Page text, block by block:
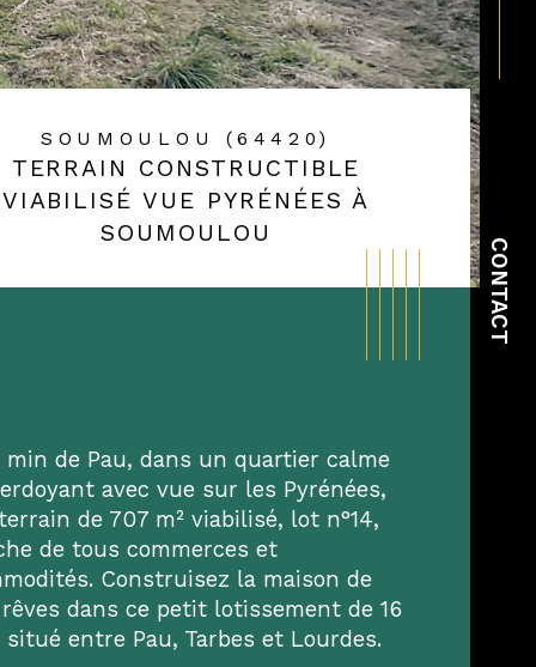
CONTACT
SOUMOULOU (64420)
TERRAIN CONSTRUCTIBLE
VIABILISÉ VUE PYRÉNÉES À
SOUMOULOU
Valeurs
postal
habitable (m²)
min de Pau, dans un quartier calme
avec vue sur les Pyrénées,
de 707 m² viabilisé, lot n°14,
de tous commerces et
Construisez la maison de
dans ce petit lotissement de 16
entre Pau, Tarbes et Lourdes.